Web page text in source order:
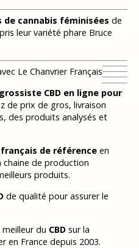
de cannabis féminisées de
leur variété phare Bruce
Le Chanvrier Français
CBD en ligne pour
de prix de gros, livraison
des produits analysés et
de référenceen
chaine de production
produits.
de qualité pour assurer le
du CBDsur la
en France depuis 2003.